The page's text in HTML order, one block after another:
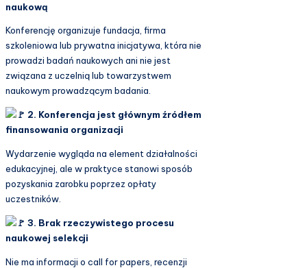
naukową
Konferencję organizuje fundacja, firma
szkoleniowa lub prywatna inicjatywa, która nie
prowadzi badań naukowych ani nie jest
związana z uczelnią lub towarzystwem
naukowym prowadzącym badania.
2. Konferencja jest głównym źródłem
finansowania organizacji
Wydarzenie wygląda na element działalności
edukacyjnej, ale w praktyce stanowi sposób
pozyskania zarobku poprzez opłaty
uczestników.
3. Brak rzeczywistego procesu
naukowej selekcji
Nie ma informacji o call for papers, recenzji